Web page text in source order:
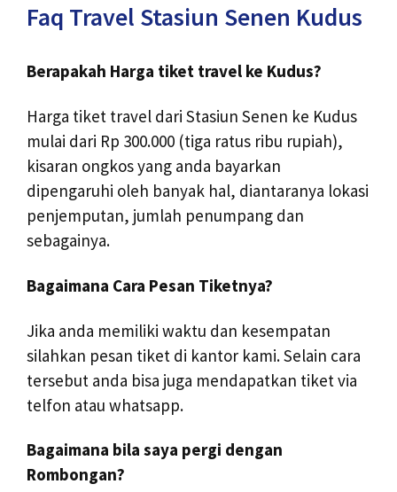
Faq Travel Stasiun Senen Kudus
Berapakah Harga tiket travel ke Kudus?
Harga tiket travel dari Stasiun Senen ke Kudus
mulai dari Rp 300.000 (tiga ratus ribu rupiah),
kisaran ongkos yang anda bayarkan
dipengaruhi oleh banyak hal, diantaranya lokasi
penjemputan, jumlah penumpang dan
sebagainya.
Bagaimana Cara Pesan Tiketnya?
Jika anda memiliki waktu dan kesempatan
silahkan pesan tiket di kantor kami. Selain cara
tersebut anda bisa juga mendapatkan tiket via
telfon atau whatsapp.
Bagaimana bila saya pergi dengan
Rombongan?